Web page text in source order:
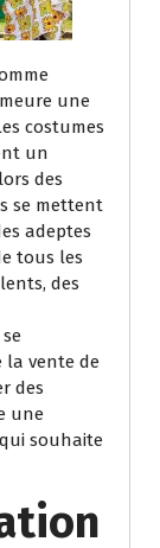
une
costumes
un
des
se mettent
adeptes
tous les
des
la vente de
des
une
souhaite